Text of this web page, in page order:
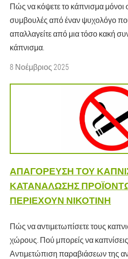
Πώς να κόψετε το κάπνισμα μόνοι
συμβουλές από έναν ψυχολόγο
απαλλαγείτε από μια τόσο κακή
κάπνισμα.
8 Νοέμβριος 2025
ΑΠΑΓΌΡΕΥΣΗ ΤΟΥ
ΑΤΑΝΆΛΩΣΗΣ
ΕΡΙΈΧΟΥΝ ΝΙΚΟΤΊΝΗ
Πώς να αντιμετωπίσετε τους
χώρους. Πού μπορείς να
Αντιμετώπιση παραβιάσεων της